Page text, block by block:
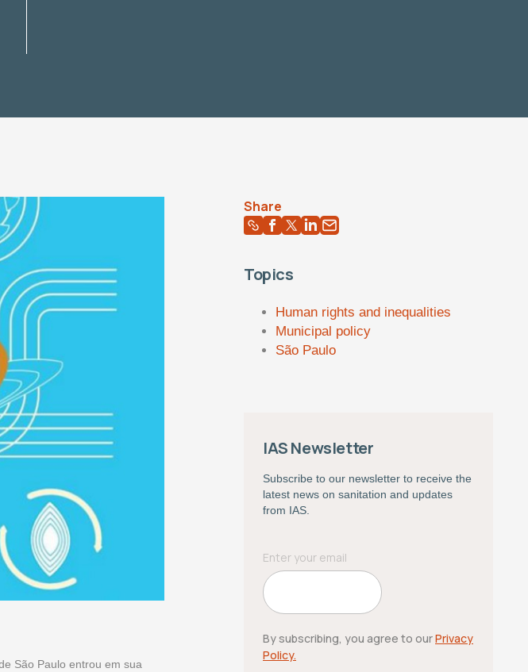
São Paulo entrou em sua
Share
Topics
Human rights and inequalities
Municipal policy
São Paulo
IAS Newsletter
Subscribe to our newsletter to receive the
latest news on sanitation and updates
from IAS.
By subscribing, you agree to ourPrivacy
Policy.